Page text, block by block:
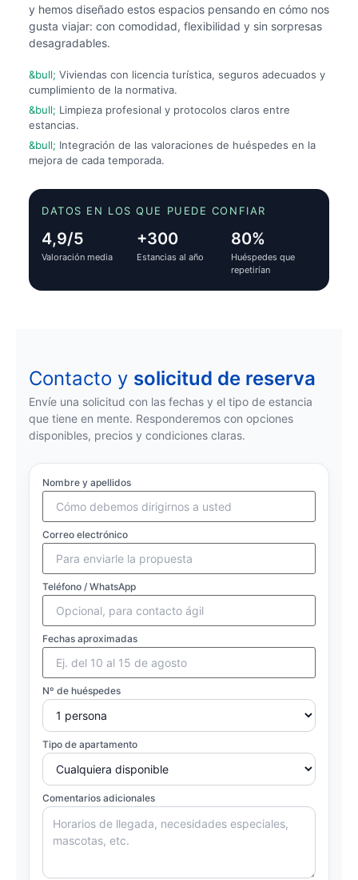
y hemos diseñado estos espacios pensando en cómo nos
gusta viajar: con comodidad, flexibilidad y sin sorpresas
desagradables.
Viviendas con licencia turística, seguros adecuados y
cumplimiento de la normativa.
Limpieza profesional y protocolos claros entre
estancias.
Integración de las valoraciones de huéspedes en la
mejora de cada temporada.
DATOS EN LOS QUE PUEDE CONFIAR
4,9/5
Valoración media
+300
Estancias al año
80%
Huéspedes que
repetirían
Contacto y solicitud de reserva
Envíe una solicitud con las fechas y el tipo de estancia
que tiene en mente. Responderemos con opciones
disponibles, precios y condiciones claras.
Nombre y apellidos
Correo electrónico
Teléfono / WhatsApp
Fechas aproximadas
Nº de huéspedes
Tipo de apartamento
Comentarios adicionales